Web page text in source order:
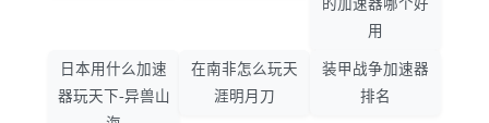
的加速器哪个好
用
日本用什么加速
器玩天下-异兽山
在南非怎么玩天
涯明月刀
装甲战争加速器
排名